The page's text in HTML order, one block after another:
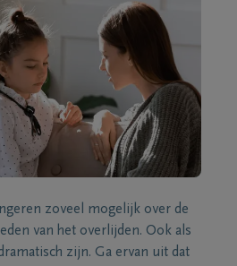
zoveel mogelijk over de
van het overlijden. Ook als
zijn. Ga ervan uit dat